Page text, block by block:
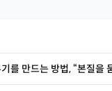
를 만드는 방법, “본질을